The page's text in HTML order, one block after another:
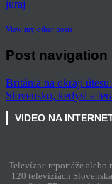
juraj
View my other posts
Post navigation
Británia na okraji
Slovensko, kedysi a
VIDEO NA
Televízne reportáže alebo
120 televíziách